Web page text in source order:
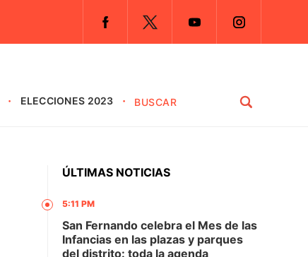
ELECCIONES 2023
ÚLTIMAS NOTICIAS
5:11 PM
San Fernando celebra el Mes de las
Infancias en las plazas y parques
del distrito: toda la agenda